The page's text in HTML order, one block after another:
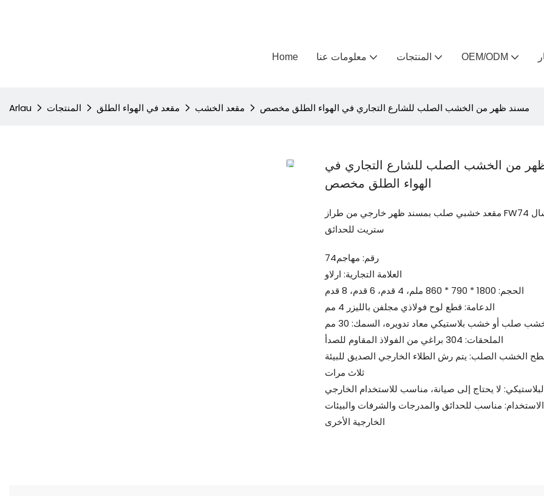
Home معلومات عنا المنتجات OEM/ODM
Arlau المنتجات مقعد في الهواء الطلق مقعد الخشب مسند ظهر من الخشب الصلب للشارع التجاري في الهواء الطلق مخصص
من الخشب الصلب للشارع التجاري في
الهواء الطلق مخصص
مقعد خشبي صلب بمسند ظهر خارجي من طراز FW74 كوميرشال
ستريت للحدائق
رقم: مهاجم74
العلامة التجارية: ارلاو
الحجم: 1800 * 790 * 860 ملم، 4 قدم، 6 قدم، 8 قدم
الدعامة: قطع لوح فولاذي مجلفن بالليزر 4 مم
صلب أو خشب بلاستيكي معاد تدويره، السمك: 30 مم
الملحقات: 304 براغي من الفولاذ المقاوم للصدأ
الخشب الصلب: يتم رش الطلاء الخارجي الصديق للبيئة
ثلاث مرات
مناسب للحدائق والمدرجات والشرفات والبيئات
الخارجية الأخرى